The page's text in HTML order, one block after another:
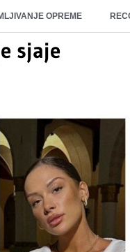
OPREME
sjaje